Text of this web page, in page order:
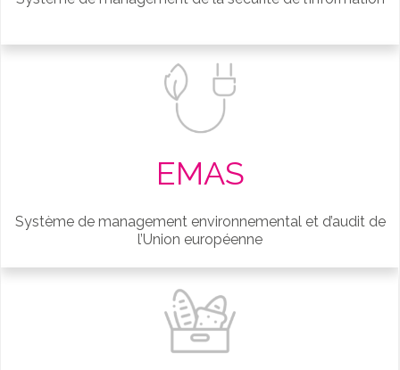
EMAS
Système de management environnemental et d’audit de
l’Union européenne